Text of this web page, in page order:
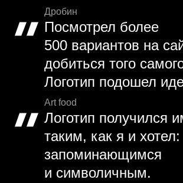
Дробин
Посмотрел более
500 вариантов на
добиться того
Логотип подошел
Art food
Логотип получился
таким, как я и
запоминающимся
и символичным.